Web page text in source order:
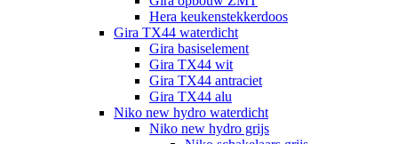
Hera keukenstekkerdoos
Gira TX44 waterdicht
Gira basiselement
Gira TX44 wit
Gira TX44 antraciet
Gira TX44 alu
Niko new hydro waterdicht
Niko new hydro grijs